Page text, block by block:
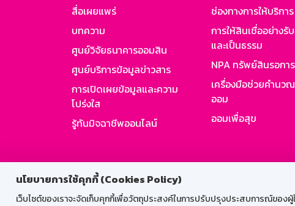
นโยบายการใช้คุกกี้ (Cookies Policy)
เว็บไซต์ของเราจะจัดเก็บคุกกี้เพื่อวัตถุประสงค์ในการปรับปรุงประสบการณ์ของ
สื่อเผยแพร่
บทความ
ศูนย์วิจัยธนาคารออมสิน
ศูนย์บริการข้อมูลข่าวสาร
การเปิดเผยข้อมูลและความ
โปร่งใส
รู้ทันมิจฉาชีพออนไลน์
ช่องทางการให้บริการ
การให้สินเชื่ออย่าง
และเป็นธรรม
NPA ทรัพย์สินรอกา
เครื่องมือช่วยคำนว
ออม
ออมเพื่อสุข